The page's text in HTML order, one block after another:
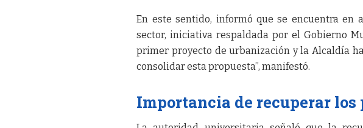
En este sentido, informó que se encuentra
sector, iniciativa respaldada por el Gobierno
primer proyecto de urbanización y la Alcaldía
consolidar esta propuesta”, manifestó.
Importancia de recuperar los